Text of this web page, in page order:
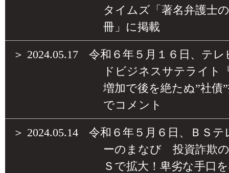
タイムズ「著名弁護士
冊」に掲載
＞ 2024.05.17
令和６年５月１６日、テ
ドビジネスサテライト
増加で後を絶たぬ”社債
でコメント
＞ 2024.05.14
令和６年５月６日、ＢＳ
ーのまなび 投資詐欺
Ｓで拡大！卑劣な手口